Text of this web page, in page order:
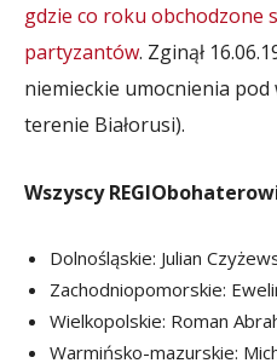
gdzie co roku obchodzone
partyzantów. Zginął
niemieckie umocnienia pod
terenie Białorusi).
Wszyscy
Dolnośląskie: Julian
Zachodniopomorskie:
Wielkopolskie: Roman
Warmińsko-mazurskie: